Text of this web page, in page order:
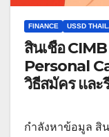
FINANCE USSD
สินเชื่อ
Personal
วิธีสมัคร แล
กำลังหาข้อมูล สิ